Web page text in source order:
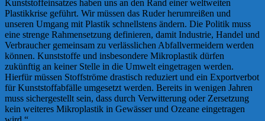
Kunststoffeinsatzes haben uns an den Rand einer weltweiten
Plastikkrise geführt. Wir müssen das Ruder herumreißen und
unseren Umgang mit Plastik schnellstens ändern. Die Politik muss
eine strenge Rahmensetzung definieren, damit Industrie, Handel und
Verbraucher gemeinsam zu verlässlichen Abfallvermeidern werden
können. Kunststoffe und insbesondere Mikroplastik dürfen
zukünftig an keiner Stelle in die Umwelt eingetragen werden.
Hierfür müssen Stoffströme drastisch reduziert und ein Exportverbot
für Kunststoffabfälle umgesetzt werden. Bereits in wenigen Jahren
muss sichergestellt sein, dass durch Verwitterung oder Zersetzung
kein weiteres Mikroplastik in Gewässer und Ozeane eingetragen